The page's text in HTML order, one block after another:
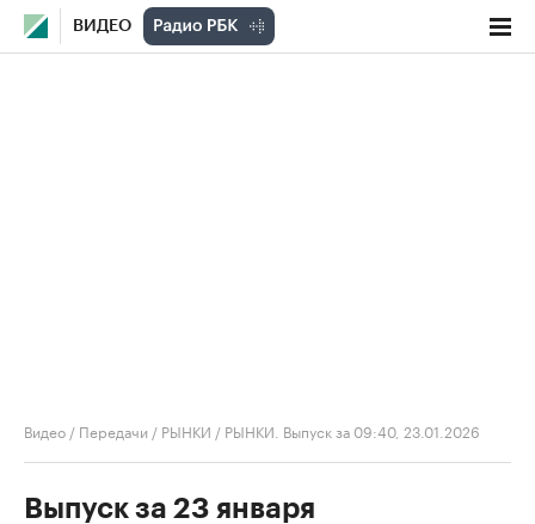
ВИДЕО
Видео / Передачи / РЫНКИ / РЫНКИ. Выпуск за 09:40, 23.01.2026
Выпуск за 23 января